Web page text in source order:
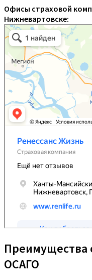
Офисы страховой
Нижневартовске:
Преимущества
ОСАГО